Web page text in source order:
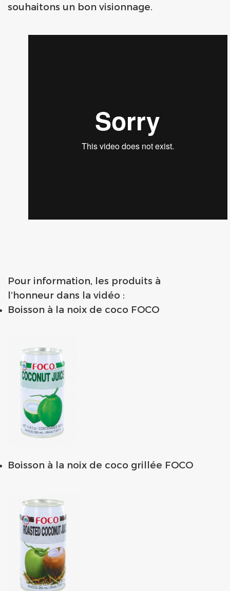
souhaitons un bon visionnage.
Pour information, les produits à
l’honneur dans la vidéo :
Boisson à la noix de coco FOCO
Boisson à la noix de coco grillée FOCO